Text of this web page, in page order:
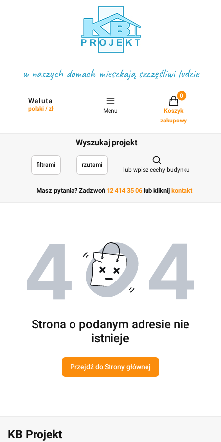
w naszych domach mieszkają szczęśliwi ludzie
Waluta
polski / zł Menu
Projekty w
Koszyk
zakupowy
Wyszukaj projekt
filtrami rzutami
Otwórz
lub wpisz cechy budynku
Masz pytania? Zadzwoń 12 414 35 06 lub kliknij kontakt
Strona o podanym adresie nie
istnieje
Przejdź do Strony głównej
KB Projekt